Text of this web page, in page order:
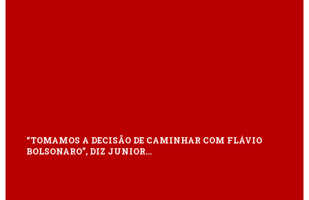
“TOMAMOS A DECISÃO DE CAMINHAR COM FLÁVIO
BOLSONARO”, DIZ JUNIOR…